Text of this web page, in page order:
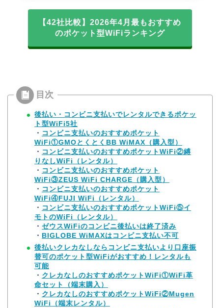
【42社比較】2026年4月最もおすすめ
のポケット型WiFiランキング
後払い・コンビニ支払いでレンタルできるポケッ
ト型WiFi5社
・ コンビニ支払いのおすすめポケット
WiFi①GMOとくとくBB WiMAX（購入型）
・ コンビニ支払いのおすすめポケットWiFi②縛
りなしWiFi（レンタル）
・ コンビニ支払いのおすすめポケット
WiFi③ZEUS WiFi CHARGE（購入型）
・ コンビニ支払いのおすすめポケット
WiFi④FUJI WiFi（レンタル）
・ コンビニ支払いのおすすめポケットWiFi⑤イ
モトのWiFi（レンタル）
・ ゼウスWiFiのコンビニ後払いは終了済み
・ BIGLOBE WiMAXはコンビニ支払い不可
後払いクレカなしならコンビニ支払いより口座振
替可のポケット型WiFiがおすすめ！レンタルも
可能
・ クレカなしのおすすめポケットWiFi①WiFi革
命セット（端末購入）
・ クレカなしのおすすめポケットWiFi②Mugen
WiFi（端末レンタル）